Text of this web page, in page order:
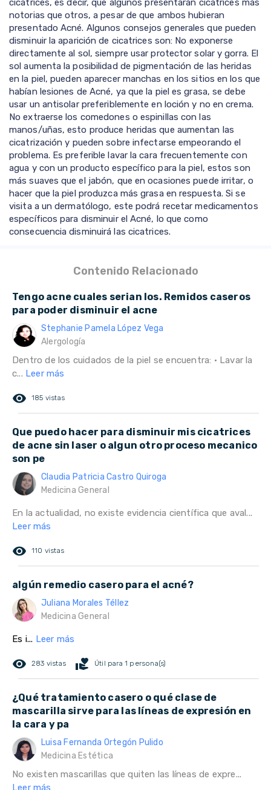
cicatrices, es decir, que algunos presentarán cicatrices más
notorias que otros, a pesar de que ambos hubieran
presentado Acné. Algunos consejos generales que pueden
disminuir la aparición de cicatrices son: No exponerse
directamente al sol, siempre usar protector solar y gorra. El
sol aumenta la posibilidad de pigmentación de las heridas
en la piel, pueden aparecer manchas en los sitios en los que
habían lesiones de Acné, ya que la piel es grasa, se debe
usar un antisolar preferiblemente en loción y no en crema.
No extraerse los comedones o espinillas con las
manos/uñas, esto produce heridas que aumentan las
cicatrización y pueden sobre infectarse empeorando el
problema. Es preferible lavar la cara frecuentemente con
agua y con un producto específico para la piel, estos son
más suaves que el jabón, que en ocasiones puede irritar, o
hacer que la piel produzca más grasa en respuesta. Si se
visita a un dermatólogo, este podrá recetar medicamentos
específicos para disminuir el Acné, lo que como
consecuencia disminuirá las cicatrices.
Contenido Relacionado
Tengo acne cuales serian los. Remidos caseros
para poder disminuir el acne
Stephanie Pamela López Vega
Alergología
Dentro de los cuidados de la piel se encuentra: • Lavar la
c... Leer más
remove_red_eye 185 vistas
Que puedo hacer para disminuir mis cicatrices
de acne sin laser o algun otro proceso mecanico
son pe
Claudia Patricia Castro Quiroga
Medicina General
En la actualidad, no existe evidencia científica que aval...
Leer más
remove_red_eye 110 vistas
algún remedio casero para el acné?
Juliana Morales Téllez
Medicina General
Es i... Leer más
remove_red_eye 283 vistas volunteer_activism Útil para 1 persona(s)
¿Qué tratamiento casero o qué clase de
mascarilla sirve para las líneas de expresión en
la cara y pa
Luisa Fernanda Ortegón Pulido
Medicina Estética
No existen mascarillas que quiten las líneas de expre...
Leer más